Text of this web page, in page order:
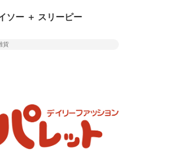
ソー ＋ スリーピー
貨